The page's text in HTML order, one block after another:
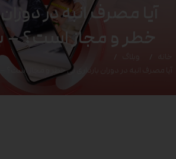
آیا مصرف انبه در دوران
خطر و مجاز است؟
آیا مصرف انبه در دوران بارداری بی خطر و مجاز است؟